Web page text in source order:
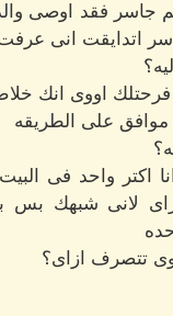
فقد اوصى
اتدايقت انى
فرحتلك اووى انك
على الطريقه
اكتر واحد فى
لانى شبهك بس
تتصرف ازاى؟